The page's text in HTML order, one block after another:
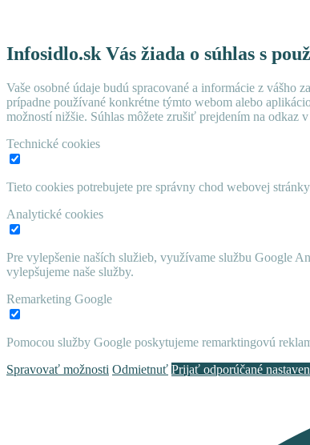
Infosidlo.sk Vás žiada o súhlas s
Vaše osobné údaje budú spracované a informácie z
prípadne používané konkrétne týmto webom alebo
možností nižšie. Súhlas môžete zrušiť prejdením na odkaz
Technické cookies
Tieto cookies potrebujete pre správny chod webovej
Analytické cookies
Pre vylepšenie naších služieb, využívame službu Google
vylepšujeme naše služby.
Remarketing Google
Pomocou služby Google poskytujeme remarktingovú
Spravovať možnosti Odmietnuť Prijať odporúčané